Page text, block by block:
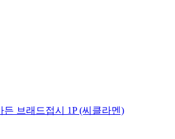
브래드접시 1P (씨클라멘)